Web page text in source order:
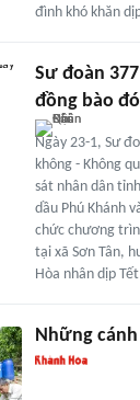
đình khó khăn
Sư đoàn
đồng bào
Ngày 23-1, Sư
không - Không
sát nhân dân
dầu Phú Khánh
chức chương
tại xã Sơn Tân,
Hòa nhân dịp
Những